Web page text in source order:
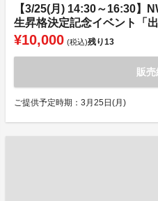
【3/25(月) 14:30～16:30】
生昇格決定記念イベント「
¥10,000 (税込)残り13
販売
ご提供予定時期：3月25日(月)